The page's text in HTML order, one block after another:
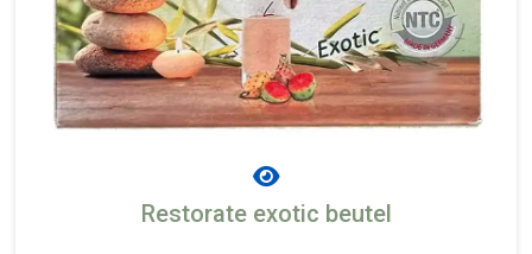
Restorate exotic beutel